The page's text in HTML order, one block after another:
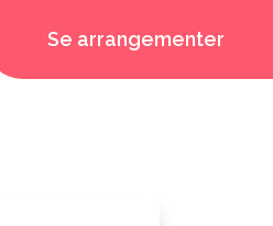
Se arrangementer